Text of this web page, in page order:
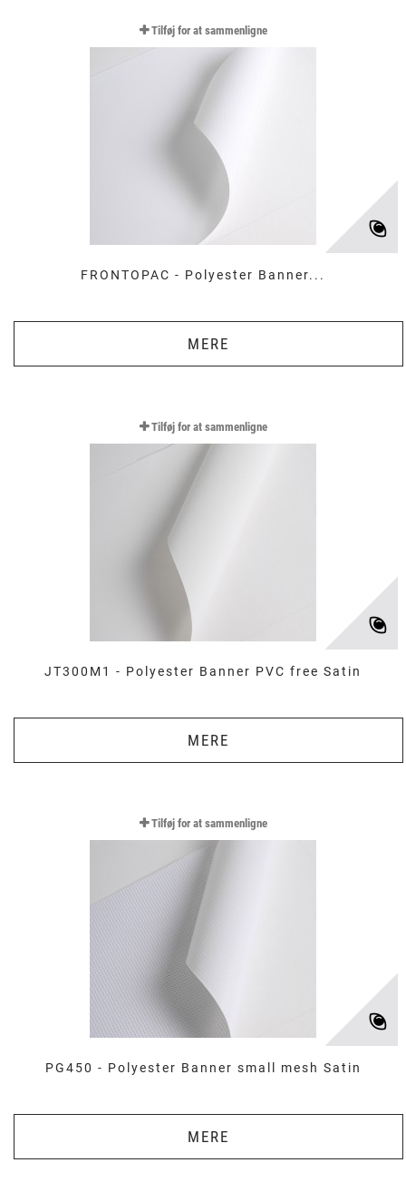
FRONTOPAC - Polyester Banner...
MERE
Tilføj for at sammenligne
JT300M1 - Polyester Banner PVC free Satin
MERE
Tilføj for at sammenligne
PG450 - Polyester Banner small mesh Satin
MERE
Tilføj for at sammenligne